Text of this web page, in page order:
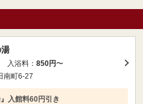
入浴料： 850円〜
南町6-27
入館料60円引き